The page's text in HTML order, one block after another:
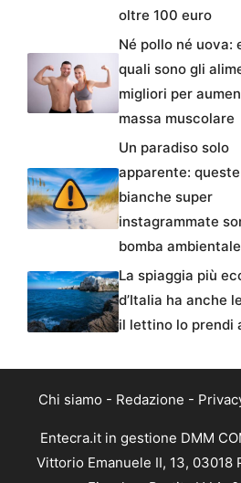
oltre 100 euro
Né pollo né uova:
quali sono gli
migliori per
massa muscolare
Un paradiso solo
apparente:
bianche super
instagrammate
bomba ambientale
La spiaggia più
d’Italia ha anche
il lettino lo prendi
Chi siamo - Redazione -
Entecra.it in gestione DMM
Vittorio Emanuele II, 13, 03018